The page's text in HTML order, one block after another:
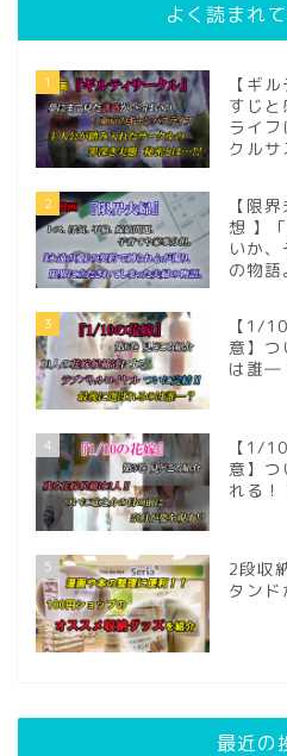
よく読まれ
1
【ギ
すじ
ライ
クルサ
2
【限
想 】
いか
の物語
3
【1/
意】
は誰―
4
【1/
意】
れる！
5
2段収
タン
最近の